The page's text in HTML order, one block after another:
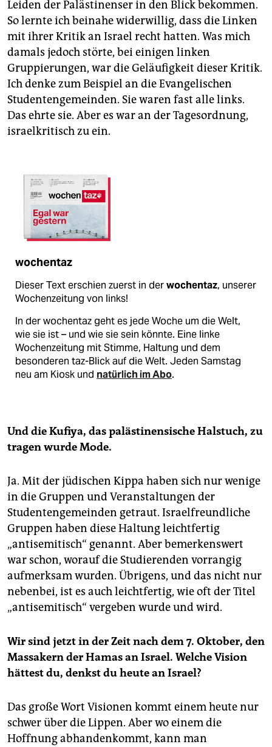
Leiden der Palästinenser in den Blick bekommen.
So lernte ich beinahe widerwillig, dass die Linken
mit ihrer Kritik an Israel recht hatten. Was mich
damals jedoch störte, bei einigen linken
Gruppierungen, war die Geläufigkeit dieser Kritik.
Ich denke zum Beispiel an die Evangelischen
Studentengemeinden. Sie waren fast alle links.
Das ehrte sie. Aber es war an der Tagesordnung,
israelkritisch zu ein.
wochentaz
Dieser Text erschien zuerst in derwochentaz, unserer
Wochenzeitung von links!
In der wochentaz geht es jede Woche um die Welt,
wie sie ist – und wie sie sein könnte. Eine linke
Wochenzeitung mit Stimme, Haltung und dem
besonderen taz-Blick auf die Welt. Jeden Samstag
neu am Kiosk und natürlich im Abo.
Und die Kufiya, das palästinensische Halstuch, zu
tragen wurde Mode.
Ja. Mit der jüdischen Kippa haben sich nur wenige
in die Gruppen und Veranstaltungen der
Studentengemeinden getraut. Israelfreundliche
Gruppen ­haben diese Haltung leichtfertig
„antisemitisch“ genannt. Aber bemerkenswert
war schon, worauf die Studierenden vorrangig
aufmerksam wurden. Übrigens, und das nicht nur
nebenbei, ist es auch leichtfertig, wie oft der Titel
„antisemitisch“ vergeben wurde und wird.
Wir sind jetzt in der Zeit nach dem 7. Oktober, den
Massakern der Hamas an Israel. Welche Vision
hättest du, denkst du heute an Israel?
Das große Wort Visionen kommt einem heute nur
schwer über die Lippen. Aber wo einem die
Hoffnung abhandenkommt, kann man